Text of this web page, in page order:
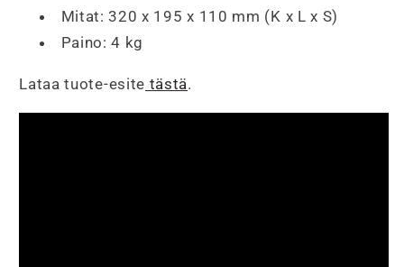
Mitat: 320 x 195 x 110 mm (K x L x S)
Paino: 4 kg
Lataa tuote-esite tästä.